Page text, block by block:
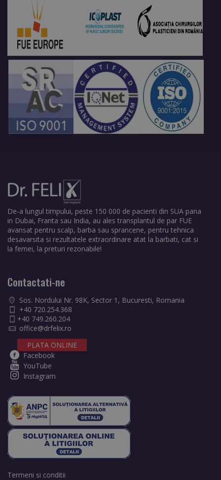
De-a lungul timpului, peste 150 000 de pacienti din SUA pana
in Dubai, Franta sau India, au ales transplantul de par FUE
avansat pentru scalp, barba sau sprancene, pentru tehnica
desavarsita si rezultatele extraordinare atat la barbati, cat si
la femei, la preturi rezonabile!
Contactati-ne
Sos. Nordului Nr. 98K, Sector 1, Bucuresti, Romania
+40 720.254.368
+40 749.260.204
office@drfelix.ro
PLATA ONLINE
Facebook
YouTube
Instagram
Termeni si conditii